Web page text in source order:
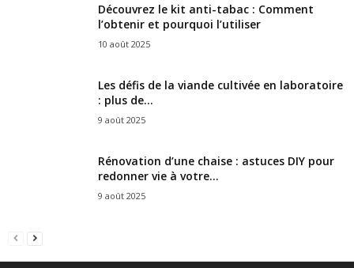
Découvrez le kit anti-tabac : Comment
l’obtenir et pourquoi l’utiliser
10 août 2025
Les défis de la viande cultivée en laboratoire
: plus de...
9 août 2025
Rénovation d’une chaise : astuces DIY pour
redonner vie à votre...
9 août 2025